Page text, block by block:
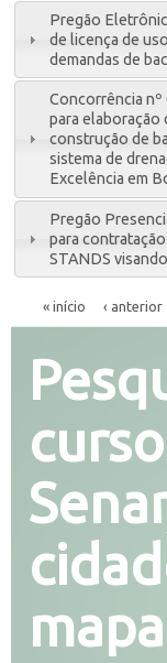
Pregão
de licença de
demandas de
Concorrência
para elaboração
construção de
sistema de
Excelência em
Pregão
para
STANDS
« início ‹ anterior